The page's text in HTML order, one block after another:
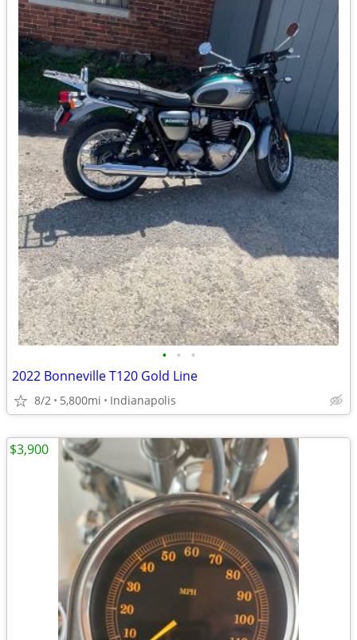
• • •
2022 Bonneville T120 Gold Line
8/2 5,800mi Indianapolis
$3,900